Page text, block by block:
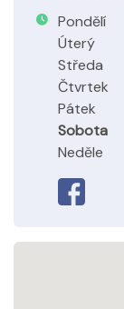
Pondělí
Úterý
Středa
Čtvrtek
Pátek
Sobota
Neděle